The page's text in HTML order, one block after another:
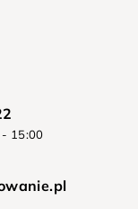
- 15:00